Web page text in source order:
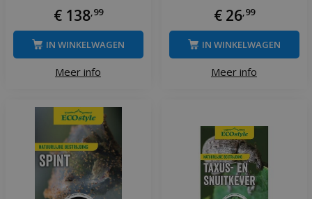
€ 138 99
Meer info
IN WINKELWAGEN
€ 26 99
Meer info
IN WINKELWAGEN